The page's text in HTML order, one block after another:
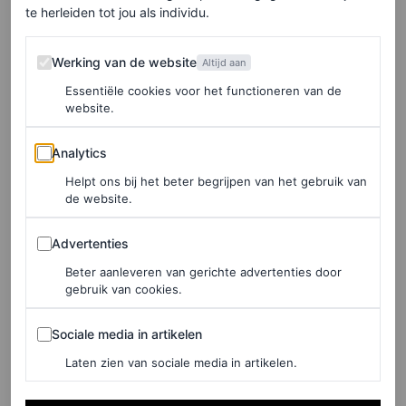
©SPOTLIGHT
‘No pants’-look
De fonkelende hotpants waren de kers op de taart van
een collectie die grotendeels bestond uit ultrakorte
onderkleding. Of in sommige gevallen was daar niet
eens sprake van: modellen liepen over de catwalk in
te herleiden tot jou als individu.
Werking van de website
Werking van de website Altijd aan
Essentiële cookies voor het functioneren van de
website.
Analytics
Analytics
Helpt ons bij het beter begrijpen van het gebruik van
de website.
Advertenties
Advertenties
Beter aanleveren van gerichte advertenties door
gebruik van cookies.
Sociale media in artikelen
Sociale media in artikelen
Laten zien van sociale media in artikelen.